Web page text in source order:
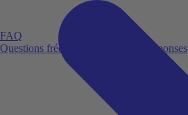
FAQ
Questions fréquemment posées et réponses